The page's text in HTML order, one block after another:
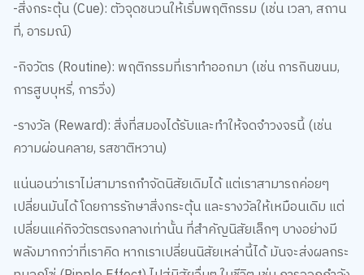
ที่, อารมณ์)
การสูบบุหรี่, การวิ่ง)
-รางวัล (Reward): สิ่งที่สมองได้รับและทำให้จดจำวงจรนี้ (เช่น
ความผ่อนคลาย, รสชาติหวาน)
เปลี่ยนมันได้ โดยการรักษาสิ่งกระตุ้น และรางวัลให้เหมือนเดิม แต่
เปลี่ยนแค่กิจวัตรตรงกลางเท่านั้น ที่สำคัญนิสัยเล็กๆ บางอย่างมี
พลังมากกว่าที่เราคิด หากเราเปลี่ยนนิสัยเหล่านี้ได้ มันจะส่งผลกระ
ทบลูกโซ่ (Ripple Effect) ไปสู่นิสัยอื่นๆ ในชีวิต เช่น การออกกำลัง